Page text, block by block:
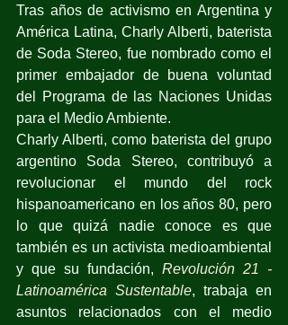
Tras años de activismo en Argentina y
América Latina, Charly Alberti, baterista
de Soda Stereo, fue nombrado como el
primer embajador de buena voluntad
del Programa de las Naciones Unidas
para el Medio Ambiente.
Charly Alberti, como baterista del grupo
argentino Soda Stereo, contribuyó a
revolucionar el mundo del rock
hispanoamericano en los años 80, pero
lo que quizá nadie conoce es que
también es un activista medioambiental
y que su fundación, Revolución 21 -
Latinoamérica Sustentable, trabaja en
asuntos relacionados con el medio